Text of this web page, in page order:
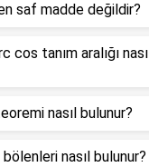
saf madde değildir?
cos tanım aralığı nasıl
nasıl bulunur?
bölenleri nasıl bulunur?